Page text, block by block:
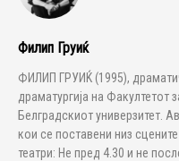
Филип Груиќ
ФИЛИП ГРУИЌ (1995),
драматургија на Факултетот
Белградскиот универзитет.
кои се поставени низ
театри: Не пред 4.30 и не